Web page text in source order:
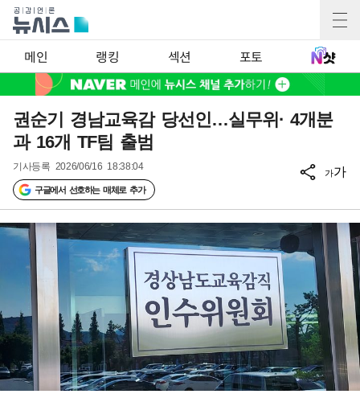
메인 랭킹 섹션 포토
권순기 경남교육감 당선인…실무위· 4개분
과 16개 TF팀 출범
기사등록 2026/06/16 18:38:04
구글에서 선호하는 매체로 추가
가가